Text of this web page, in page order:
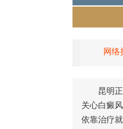
网络
昆明正规
关心白癜
依靠治疗